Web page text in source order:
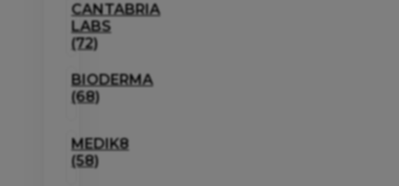
CANTABRIA
LABS
(72)
BIODERMA
(68)
MEDIK8
(58)